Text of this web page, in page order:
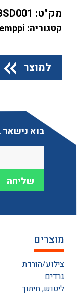
מק"ט:
קטגוריה: Kemppi אביזרים
למוצר
בוא נישאר
מוצרים
צילוע/הורדת
גרדים
ליטוש, חיתוך